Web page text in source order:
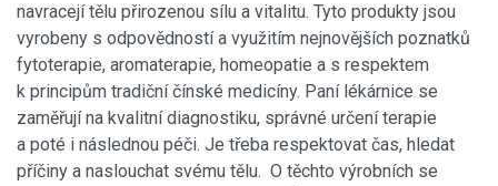
navracejí tělu přirozenou sílu a vitalitu. Tyto produkty jsou
vyrobeny s odpovědností a využitím nejnovějších poznatků
fytoterapie, aromaterapie, homeopatie a s respektem
k principům tradiční čínské medicíny. Paní lékárnice se
zaměřují na kvalitní diagnostiku, správné určení terapie
a poté i následnou péči. Je třeba respektovat čas, hledat
příčiny a naslouchat svému tělu. O těchto výrobních se